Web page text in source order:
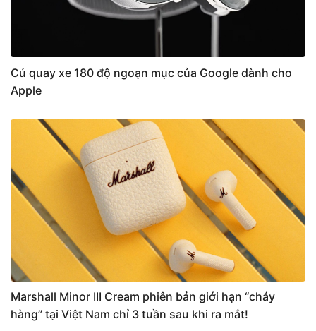
Cú quay xe 180 độ ngoạn mục của Google dành cho
Apple
Marshall Minor III Cream phiên bản giới hạn “cháy
hàng” tại Việt Nam chỉ 3 tuần sau khi ra mắt!